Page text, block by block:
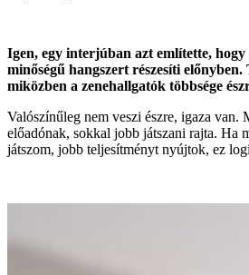
Igen, egy interjúban azt említette, hogy
minőségű hangszert részesíti
miközben a zenehallgatók többsége
Valószínűleg nem veszi észre, igaza van.
előadónak, sokkal jobb játszani rajta. Ha
játszom, jobb teljesítményt nyújtok, ez